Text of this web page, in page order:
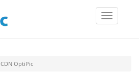
Toggle
OptiPic